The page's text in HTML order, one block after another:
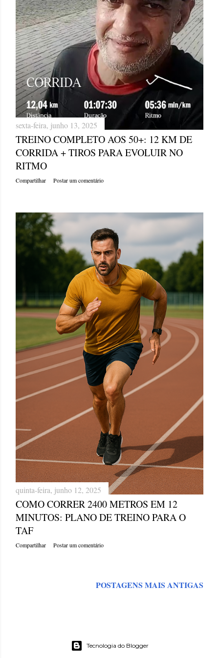
sexta-feira, junho 13, 2025
TREINO COMPLETO AOS 50+: 12 KM DE
CORRIDA + TIROS PARA EVOLUIR NO
RITMO
Compartilhar Postar um comentário
quinta-feira, junho 12, 2025
COMO CORRER 2400 METROS EM 12
MINUTOS: PLANO DE TREINO PARA O
TAF
Compartilhar Postar um comentário
POSTAGENS MAIS ANTIGAS
Tecnologia do Blogger